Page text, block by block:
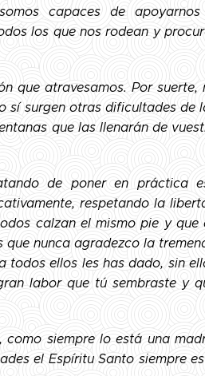
capaces de
los que nos rodean y
que atravesamos. Por suerte,
sí surgen otras dificultades de
que las llenarán de
de poner en práctica
respetando la
calzan el mismo pie y que
nunca agradezco la
todos ellos les has dado, sin
labor que tú sembraste y
siempre lo está una
el Espíritu Santo siempre